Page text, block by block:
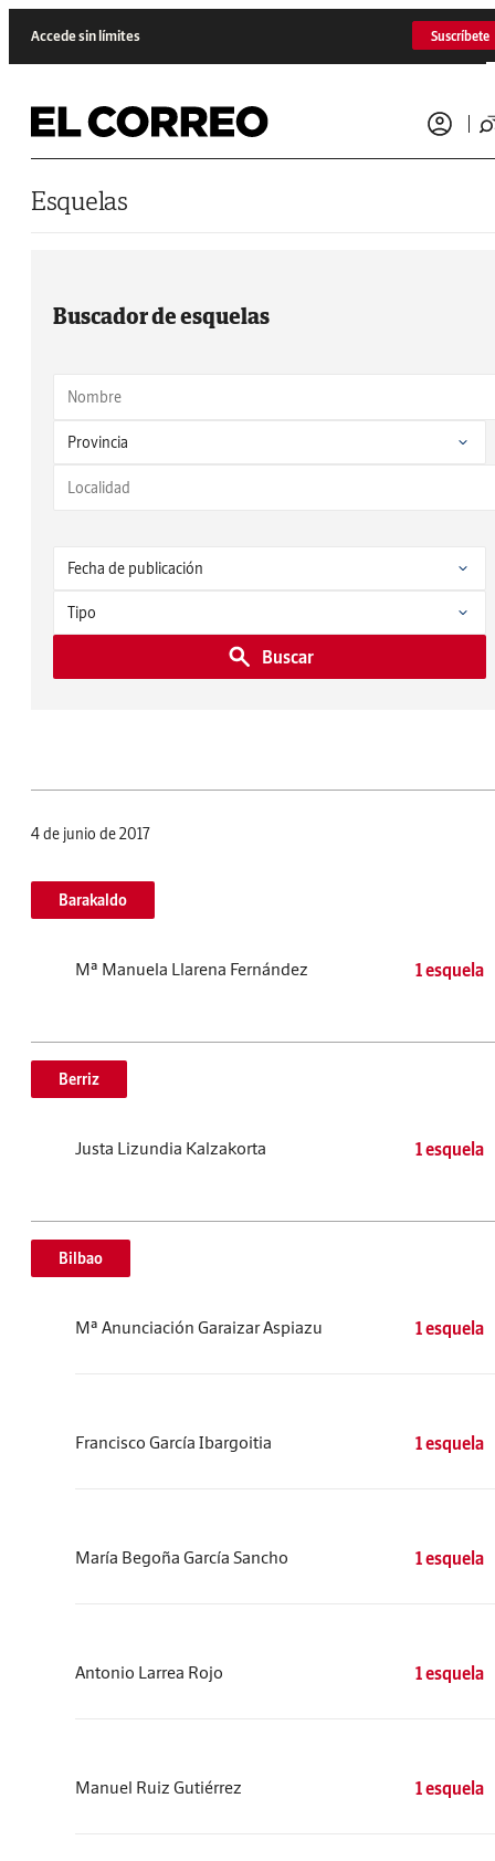
Accede sin límites Suscríbete
Esquelas
Buscador de esquelas
Buscar
4 de junio de 2017
Barakaldo
Mª Manuela Llarena Fernández 1 esquela
Berriz
Justa Lizundia Kalzakorta 1 esquela
Bilbao
Mª Anunciación Garaizar Aspiazu 1 esquela
Francisco García Ibargoitia 1 esquela
María Begoña García Sancho 1 esquela
Antonio Larrea Rojo 1 esquela
Manuel Ruiz Gutiérrez 1 esquela